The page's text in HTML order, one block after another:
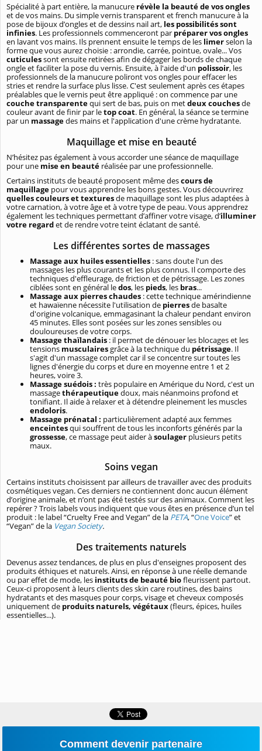
Spécialité à part entière, la manucure révèle la beauté de vos ongles
et de vos mains. Du simple vernis transparent et french manucure à la
pose de bijoux d’ongles et de dessins nail art, les possibilités sont
infinies. Les professionnels commenceront par préparer vos ongles
en lavant vos mains. Ils prennent ensuite le temps de les limerselon la
forme que vous aurez choisie : arrondie, carrée, pointue, ovale... Vos
cuticulessont ensuite retirées afin de dégager les bords de chaque
ongle et faciliter la pose du vernis. Ensuite, à l'aide d'un polissoir, les
professionnels de la manucure poliront vos ongles pour effacer les
stries et rendre la surface plus lisse. C'est seulement après ces étapes
préalables que le vernis peut être appliqué : on commence par une
couche transparentequi sert de bas, puis on metdeux couchesde
couleur avant de finir par letop coat. En général, la séance se termine
par un massagedes mains et l'application d'une crème hydratante.
Maquillage et mise en beauté
N’hésitez pas également à vous accorder une séance de maquillage
pour une mise en beauté réalisée par une professionnelle.
Certains instituts de beauté proposent même descours de
maquillage pour vous apprendre les bons gestes. Vous découvrirez
quelles couleurs et texturesde maquillage sont les plus adaptées à
votre carnation, à votre âge et à votre type de peau. Vous apprendrez
également les techniques permettant d’affiner votre visage, d’illuminer
votre regardet de rendre votre teint éclatant de santé.
Les différentes sortes de massages
Massage aux huiles essentielles : sans doute l'un des
massages les plus courants et les plus connus. Il comporte des
techniques d'effleurage, de friction et de pétrissage. Les zones
ciblées sont en général ledos, les pieds, les bras...
Massage aux pierres chaudes : cette technique amérindienne
et hawaïenne nécessite l'utilisation de pierresde basalte
d'origine volcanique, emmagasinant la chaleur pendant environ
45 minutes. Elles sont posées sur les zones sensibles ou
douloureuses de votre corps.
Massage thaïlandais : il permet de dénouer les blocages et les
tensions musculairesgrâce à la technique du pétrissage. Il
s'agit d'un massage complet car il se concentre sur toutes les
lignes d'énergie du corps et dure en moyenne entre 1 et 2
heures, voire 3.
Massage suédois : très populaire en Amérique du Nord, c'est un
massagethérapeutiquedoux, mais néanmoins profond et
tonifiant. Il aide à relaxer et à détendre pleinement les muscles
endoloris.
Massage prénatal : particulièrement adapté aux femmes
enceintesqui souffrent de tous les inconforts générés par la
grossesse, ce massage peut aider àsoulager plusieurs petits
maux.
Soins vegan
Certains instituts choisissent par ailleurs de travailler avec des produits
cosmétiques vegan. Ces derniers ne contiennent donc aucun élément
d’origine animale, et n’ont pas été testés sur des animaux. Comment les
repérer ? Trois labels vous indiquent que vous êtes en présence d’un tel
produit : le label “Cruelty Free and Vegan” de la PETA, “One Voice” et
“Vegan” de la Vegan Society.
Des traitements naturels
Devenus assez tendances, de plus en plus d'enseignes proposent des
produits éthiques et naturels. Ainsi, en réponse à une réelle demande
ou par effet de mode, les instituts de beauté biofleurissent partout.
Ceux-ci proposent à leurs clients des skin care routines, des bains
hydratants et des masques pour corps, visage et cheveux composés
uniquement de produits naturels, végétaux (fleurs, épices, huiles
essentielles...).
Comment devenir partenaire